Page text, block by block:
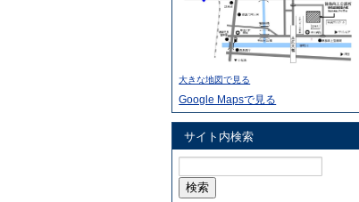
大きな地図で見る
Google Mapsで見る
サイト内検索
索: